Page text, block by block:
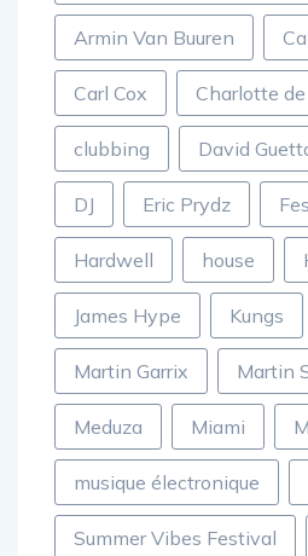
Armin Van Buuren
Carl Cox Charlotte
clubbing David
DJ Eric Prydz
Hardwell house
James Hype Kungs
Martin Garrix Martin
Meduza Miami
musique électronique
Summer Vibes Festival